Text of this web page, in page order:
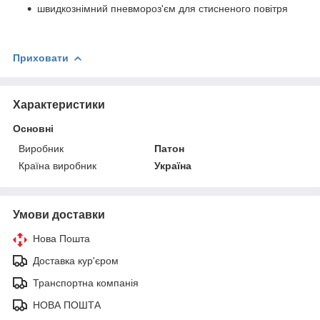
швидкознімний пневмороз'єм для стисненого повітря
Приховати
Характеристики
Основні
Виробник
Патон
Країна виробник
Україна
Умови доставки
Нова Пошта
Доставка кур'єром
Транспортна компанія
НОВА ПОШТА